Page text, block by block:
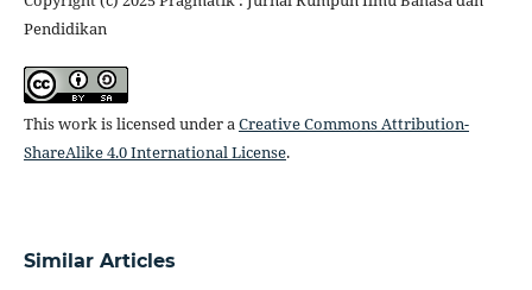
Pendidikan
This work is licensed under aCreative Commons Attribution-
ShareAlike 4.0 International License.
Similar Articles